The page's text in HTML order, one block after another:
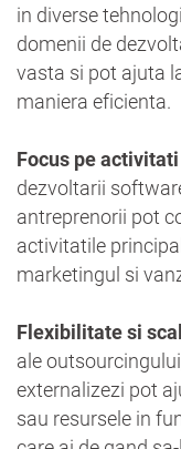
in diverse
domenii de
vasta si pot ajuta
maniera eficienta.
Focus pe
dezvoltarii
antreprenorii pot
activitatile
marketingul si
Flexibilitate si
ale
externalizezi pot
sau resursele in